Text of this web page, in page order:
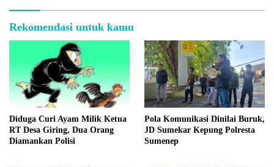
Rekomendasi untuk kamu
Diduga Curi Ayam Milik Ketua
RT Desa Giring, Dua Orang
Diamankan Polisi
Pola Komunikasi Dinilai Buruk,
JD Sumekar Kepung Polresta
Sumenep